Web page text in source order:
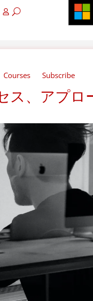
Courses Subscribe
ス、アプロ